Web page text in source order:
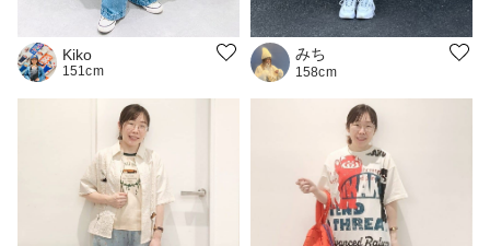
Kiko
151cm
みち
158cm